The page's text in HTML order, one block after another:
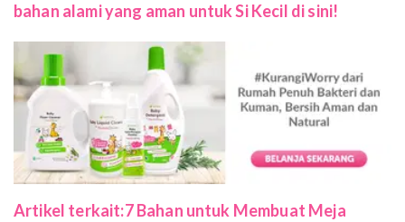
bahan alami yang aman untuk Si Kecil di sini!
Artikel terkait:7 Bahan untuk Membuat Meja